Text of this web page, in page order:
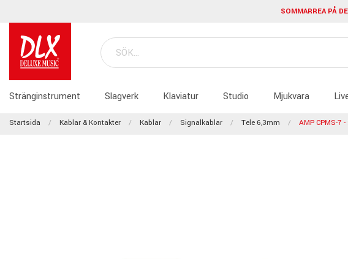
SOMMARREA PÅ
Stränginstrument Slagverk Klaviatur Studio Mjukvara
Startsida Kablar & Kontakter Kablar Signalkablar Tele 6,3mm AMP CPMS-7